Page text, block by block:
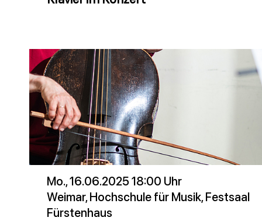
Mo., 16.06.2025 18:00 Uhr
Weimar, Hochschule für Musik, Festsaal
Fürstenhaus